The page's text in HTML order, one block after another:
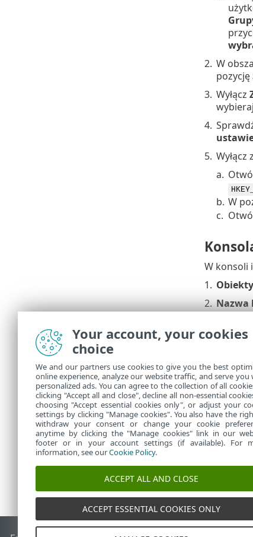
2. W
pozycję
3. Wyłącz
4.
5.
a.
b. W
c.
W konsoli
1.
2. Nazwa
tego
4.
5. Kliknij
Your account, your cookies
choice
We and our partners use cookies to give you the best
online experience, analyze our website traffic, and serve you
personalized ads. You can agree to the collection of all
clicking "Accept all and close", decline all non-essential
choosing "Accept essential cookies only", or adjust your
settings by clicking "Manage cookies". You also have the
withdraw your consent or change your cookie
anytime by clicking the "Manage cookies" link in our
footer or in your account settings (if available). For
information, see ourCookie Policy.
ACCEPT ALL AND CLOSE
ACCEPT ESSENTIAL COOKIES ONLY